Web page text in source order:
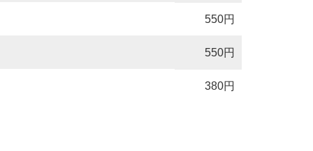
550円
550円
380円